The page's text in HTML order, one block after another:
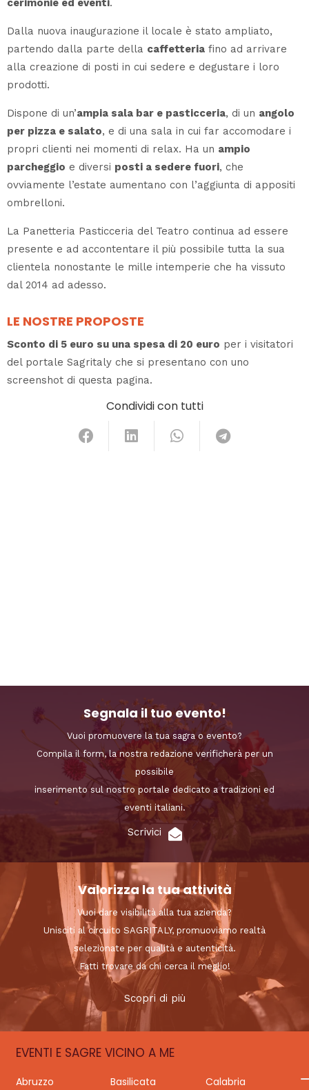
cerimonie ed eventi.
Dalla nuova inaugurazione il locale è stato ampliato,
partendo dalla parte della caffetteria fino ad arrivare
alla creazione di posti in cui sedere e degustare i loro
prodotti.
Dispone di un’ampia sala bar e pasticceria, di un angolo
per pizza e salato, e di una sala in cui far accomodare i
propri clienti nei momenti di relax. Ha un ampio
parcheggio e diversi posti a sedere fuori, che
ovviamente l’estate aumentano con l’aggiunta di appositi
ombrelloni.
La Panetteria Pasticceria del Teatro continua ad essere
presente e ad accontentare il più possibile tutta la sua
clientela nonostante le mille intemperie che ha vissuto
dal 2014 ad adesso.
LE NOSTRE PROPOSTE
Sconto di 5 euro su una spesa di 20 euro per i visitatori
del portale Sagritaly che si presentano con uno
screenshot di questa pagina.
Condividi con tutti
Segnala il tuo evento!
Vuoi promuovere la tua sagra o evento?
Compila il form, la nostra redazione verificherà per un
possibile
inserimento sul nostro portale dedicato a tradizioni ed
eventi italiani.
Scrivici
Valorizza la tua attività
Vuoi dare visibilità alla tua azienda?
Unisciti al circuito SAGRITALY, promuoviamo realtà
selezionate per qualità e autenticità.
Fatti trovare da chi cerca il meglio!
Scopri di più
EVENTI E SAGRE VICINO A ME
Abruzzo Basilicata
Calabria